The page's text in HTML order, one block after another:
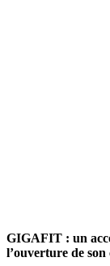
GIGAFIT : un
l’ouverture de son